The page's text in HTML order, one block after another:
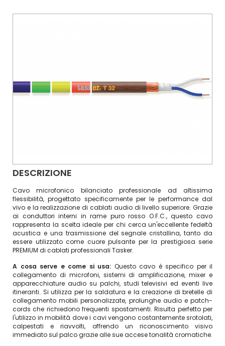
DESCRIZIONE
Cavo microfonico bilanciato professionale ad altissima
flessibilità, progettato specificamente per le performance dal
vivo e la realizzazione di cablati audio di livello superiore. Grazie
ai conduttori interni in rame puro rosso O.F.C., questo cavo
rappresenta la scelta ideale per chi cerca un'eccellente fedeltà
acustica e una trasmissione del segnale cristallina, tanto da
essere utilizzato come cuore pulsante per la prestigiosa serie
PREMIUM di cablati professionali Tasker.
A cosa serve e come si usa: Questo cavo è specifico per il
collegamento di microfoni, sistemi di amplificazione, mixer e
apparecchiature audio su palchi, studi televisivi ed eventi live
itineranti. Si utilizza per la saldatura e la creazione di bretelle di
collegamento mobili personalizzate, prolunghe audio e patch-
cords che richiedono frequenti spostamenti. Risulta perfetto per
l'utilizzo in mobilità dove i cavi vengono costantemente srotolati,
calpestati e riavvolti, offrendo un riconoscimento visivo
immediato sul palco grazie alle sue accese tonalità cromatiche.